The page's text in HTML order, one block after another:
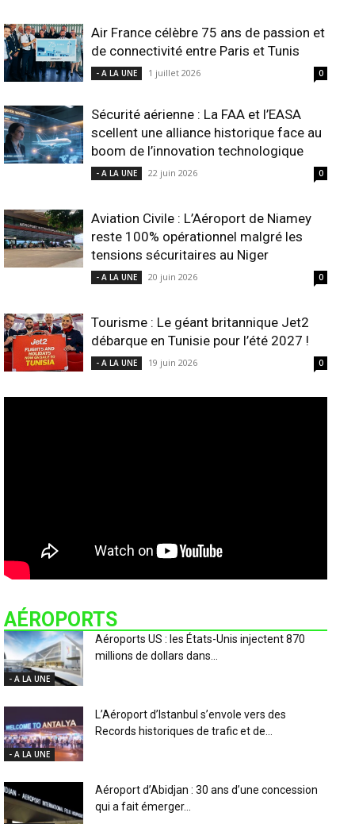
Air France célèbre 75 ans de passion et
de connectivité entre Paris et Tunis
- A LA UNE 1 juillet 2026 0
Sécurité aérienne : La FAA et l’EASA
scellent une alliance historique face au
boom de l’innovation technologique
- A LA UNE 22 juin 2026 0
Aviation Civile : L’Aéroport de Niamey
reste 100% opérationnel malgré les
tensions sécuritaires au Niger
- A LA UNE 20 juin 2026 0
Tourisme : Le géant britannique Jet2
débarque en Tunisie pour l’été 2027 !
- A LA UNE 19 juin 2026 0
AÉROPORTS
- A LA UNE
Aéroports US : les États-Unis injectent 870
millions de dollars dans...
- A LA UNE
L’Aéroport d’Istanbul s’envole vers des
Records historiques de trafic et de...
Aéroport d’Abidjan : 30 ans d’une concession
qui a fait émerger...